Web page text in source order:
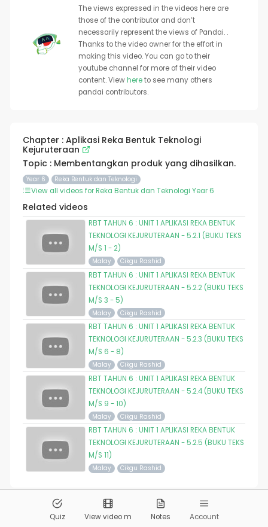
The views expressed in the videos here are
those of the contributor and don’t
necessarily represent the views of Pandai. .
Thanks to the video owner for the effort in
making this video. You can go to their
youtube channel for more of their video
content. Viewhereto see many others
pandai contributors.
Chapter : Aplikasi Reka Bentuk Teknologi
Kejuruteraan
Topic : Membentangkan produk yang dihasilkan.
Year 6 Reka Bentuk dan Teknologi
View all videos for Reka Bentuk dan Teknologi Year 6
Related videos
RBT TAHUN 6 : UNIT 1 APLIKASI REKA BENTUK
TEKNOLOGI KEJURUTERAAN - 5.2.1 (BUKU TEKS
M/S 1 - 2)
Malay Cikgu Rashid
RBT TAHUN 6 : UNIT 1 APLIKASI REKA BENTUK
TEKNOLOGI KEJURUTERAAN - 5.2.2 (BUKU TEKS
M/S 3 - 5)
Malay Cikgu Rashid
RBT TAHUN 6 : UNIT 1 APLIKASI REKA BENTUK
TEKNOLOGI KEJURUTERAAN - 5.2.3 (BUKU TEKS
M/S 6 - 8)
Malay Cikgu Rashid
RBT TAHUN 6 : UNIT 1 APLIKASI REKA BENTUK
TEKNOLOGI KEJURUTERAAN - 5.2.4 (BUKU TEKS
M/S 9 - 10)
Malay Cikgu Rashid
RBT TAHUN 6 : UNIT 1 APLIKASI REKA BENTUK
TEKNOLOGI KEJURUTERAAN - 5.2.5 (BUKU TEKS
M/S 11)
Malay Cikgu Rashid
Pandai.org All Rights Reserved
Quiz View video m Notes Account